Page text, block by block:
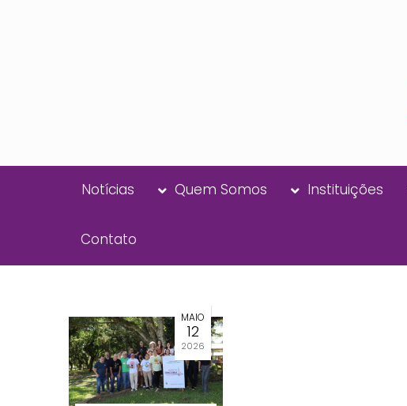
Notícias Quem Somos Instituições
Contato
MAIO
12
2026